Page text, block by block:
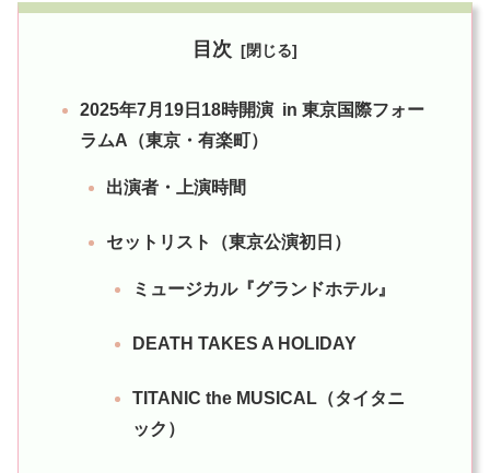
目次
2025年7月19日18時開演 in 東京国際フォー
ラムA（東京・有楽町）
出演者・上演時間
セットリスト（東京公演初日）
ミュージカル『グランドホテル』
DEATH TAKES A HOLIDAY
TITANIC the MUSICAL（タイタニ
ック）